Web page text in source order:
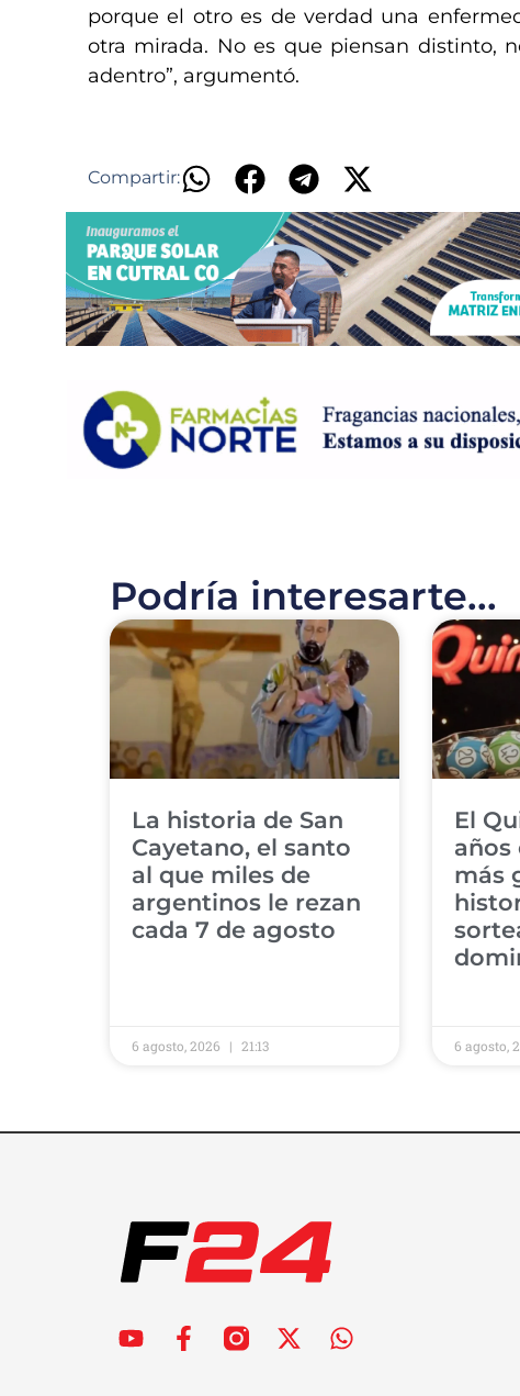
porque el otro es de verdad una
otra mirada. No es que piensan distinto,
adentro”, argumentó.
Compartir:
Podría interesarte...
La historia de San
Cayetano, el santo
al que miles de
argentinos le rezan
cada 7 de agosto
6 agosto, 2026 21:13
El
años
más
6 agosto,